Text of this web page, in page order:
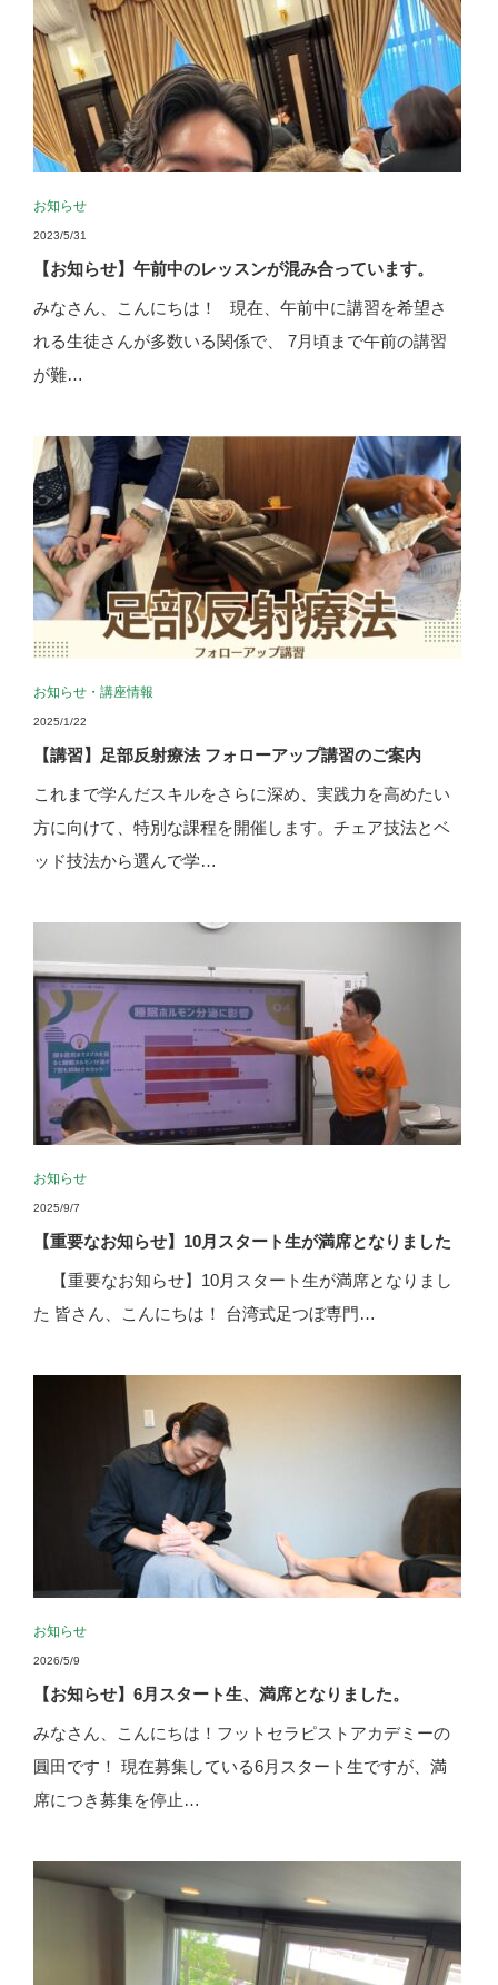
お知らせ
2023/5/31
【お知らせ】午前中のレッスンが混み合っています。
みなさん、こんにちは！ 現在、午前中に講習を希望さ
れる生徒さんが多数いる関係で、 7月頃まで午前の講習
が難…
お知らせ・ 講座情報
2025/1/22
【講習】足部反射療法 フォローアップ講習のご案内
これまで学んだスキルをさらに深め、実践力を高めたい
方に向けて、特別な課程を開催します。チェア技法とベ
ッド技法から選んで学…
お知らせ
2025/9/7
【重要なお知らせ】10月スタート生が満席となりました
【重要なお知らせ】10月スタート生が満席となりまし
た 皆さん、こんにちは！ 台湾式足つぼ専門…
お知らせ
2026/5/9
【お知らせ】6月スタート生、満席となりました。
みなさん、こんにちは！フットセラピストアカデミーの
圓田です！ 現在募集している6月スタート生ですが、満
席につき募集を停止…